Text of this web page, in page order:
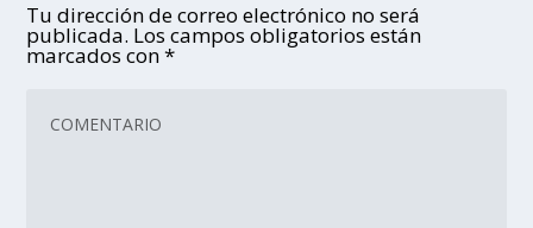
Tu dirección de correo electrónico no será
publicada. Los campos obligatorios están
marcados con*